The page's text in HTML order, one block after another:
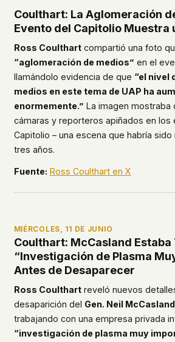
Coulthart: La Aglomeración
Evento del Capitolio Muestra
Ross Coulthartcompartió una foto
“aglomeración de medios” en el
llamándolo evidencia de que “el nivel
medios en este tema de UAP ha
enormemente.” La imagen mostraba
cámaras y reporteros apiñados en los
Capitolio – una escena que habría
tres años.
Fuente: Ross Coulthart en X
MIÉRCOLES, 11 DE JUNIO
Coulthart: McCasland Estaba
“Investigación de Plasma
Antes de Desaparecer
Ross Coulthartreveló nuevos
desaparición del Gen. Neil McCasland
trabajando con una empresa privada
“investigación de plasma muy